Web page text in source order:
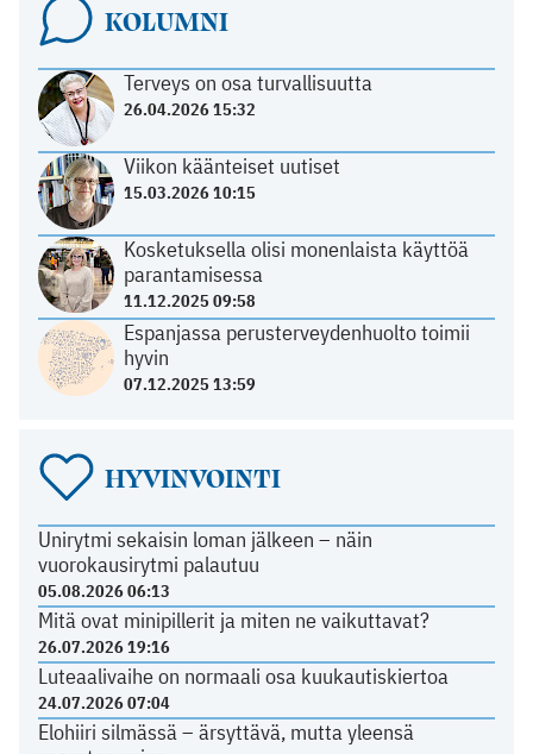
KOLUMNI
Terveys on osa turvallisuutta
26.04.2026 15:32
Viikon käänteiset uutiset
15.03.2026 10:15
Kosketuksella olisi monenlaista käyttöä
parantamisessa
11.12.2025 09:58
Espanjassa perusterveydenhuolto toimii
hyvin
07.12.2025 13:59
HYVINVOINTI
Unirytmi sekaisin loman jälkeen – näin
vuorokausirytmi palautuu
05.08.2026 06:13
Mitä ovat minipillerit ja miten ne vaikuttavat?
26.07.2026 19:16
Luteaalivaihe on normaali osa kuukautiskiertoa
24.07.2026 07:04
Elohiiri silmässä – ärsyttävä, mutta yleensä